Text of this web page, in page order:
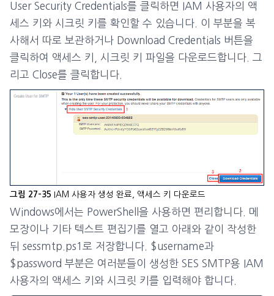
User Security Credentials를 클릭하면 IAM 사용자의 액
세스 키와 시크릿 키를 확인할 수 있습니다. 이 부분을 복
사해서 따로 보관하거나 Download Credentials 버튼을
클릭하여 액세스 키, 시크릿 키 파일을 다운로드합니다. 그
리고 Close를 클릭합니다.
그림 27-35 IAM 사용자 생성 완료, 액세스 키 다운로드
Windows에서는 PowerShell을 사용하면 편리합니다. 메
모장이나 기타 텍스트 편집기를 열고 아래와 같이 작성한
뒤 sessmtp.ps1로 저장합니다. $username과
$password 부분은 여러분들이 생성한 SES SMTP용 IAM
사용자의 액세스 키와 시크릿 키를 입력해야 합니다.